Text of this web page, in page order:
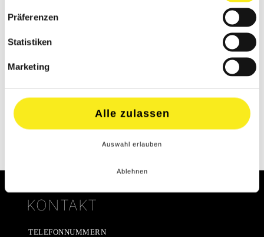
Präferenzen
Statistiken
Marketing
Alle zulassen
Auswahl erlauben
Ablehnen
KONTAKT
TELEFONNUMMERN